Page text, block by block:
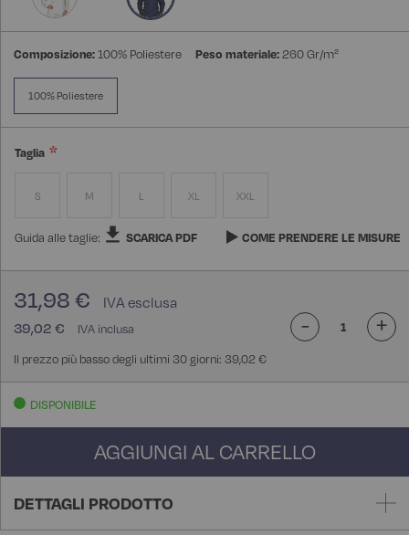
Composizione:100% Poliestere Peso materiale:260 Gr/m²
100% Poliestere
Taglia
S M L XL XXL
Guida alle taglie: SCARICA PDF COME PRENDERE LE MISURE
39,02 €
31,98 €
Il prezzo più basso degli ultimi 30 giorni: 39,02 €
- +
DISPONIBILE
AGGIUNGI AL CARRELLO
DETTAGLI PRODOTTO